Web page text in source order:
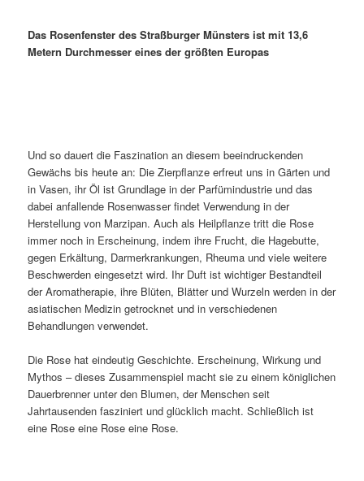
Das Rosenfenster des Straßburger Münsters ist mit 13,6
Metern Durchmesser eines der größten Europas
Und so dauert die Faszination an diesem beeindruckenden
Gewächs bis heute an: Die Zierpflanze erfreut uns in Gärten und
in Vasen, ihr Öl ist Grundlage in der Parfümindustrie und das
dabei anfallende Rosenwasser findet Verwendung in der
Herstellung von Marzipan. Auch als Heilpflanze tritt die Rose
immer noch in Erscheinung, indem ihre Frucht, die Hagebutte,
gegen Erkältung, Darmerkrankungen, Rheuma und viele weitere
Beschwerden eingesetzt wird. Ihr Duft ist wichtiger Bestandteil
der Aromatherapie, ihre Blüten, Blätter und Wurzeln werden in der
asiatischen Medizin getrocknet und in verschiedenen
Behandlungen verwendet.
Die Rose hat eindeutig Geschichte. Erscheinung, Wirkung und
Mythos – dieses Zusammenspiel macht sie zu einem königlichen
Dauerbrenner unter den Blumen, der Menschen seit
Jahrtausenden fasziniert und glücklich macht. Schließlich ist
eine Rose eine Rose eine Rose.